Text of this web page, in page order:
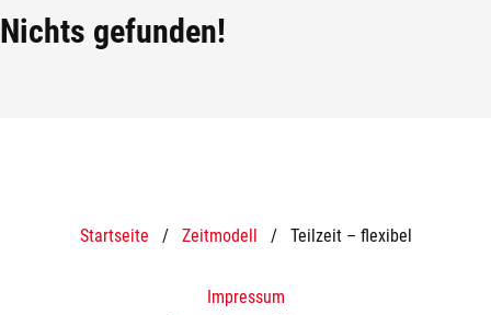
Nichts gefunden!
Startseite / Zeitmodell / Teilzeit – flexibel
Impressum